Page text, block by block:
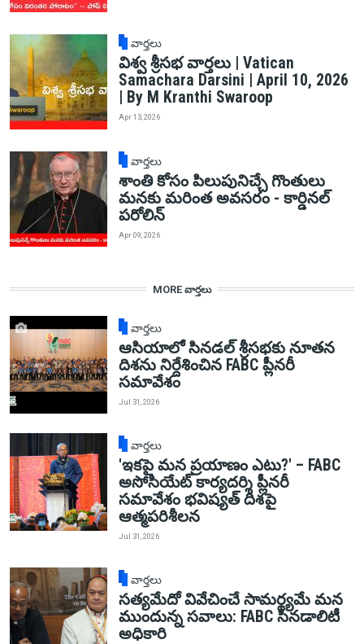
వార్తలు
విశ్వ శ్రీసభ వార్తలు | Vatican
Samachara Darsini | April 10, 2026
| By M Kranthi Swaroop
Apr 13, 2026
వార్తలు
శాంతి కోసం పిలుపునిచ్చే గొంతులు
మనకు మరింత అవసరం - కార్డినల్
పరోలిన్
Apr 09, 2026
MORE వార్తలు
వార్తలు
ఆసియాలో సినడల్ శ్రీసభకు నూతన
దిశను నిర్దేశించిన FABC ప్లీనరీ
సమావేశం
Jul 31, 2026
వార్తలు
'ఇకపై మన ప్రయాణం ఎటు?' – FABC
అసోసియేట్ కార్యదర్శి ప్లీనరీ
సమావేశం భవిష్యత్ దిశపై
ఆత్మపరిశీలన
Jul 31, 2026
వార్తలు
సత్యమేదో వివేచించే సామర్థ్యమే మన
ముందున్న సవాలు: FABC సినడాలిటీ
అధికారి